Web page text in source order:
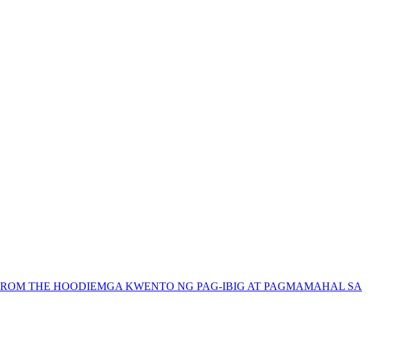
THE HOODIEMGA KWENTO NG PAG-IBIG AT PAGMAMAHAL SA